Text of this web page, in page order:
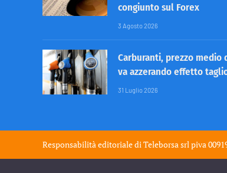
congiunto sul Forex
3 Agosto 2026
Carburanti, prezzo medio
va azzerando effetto
31 Luglio 2026
Responsabilità editoriale di Teleborsa srl piva